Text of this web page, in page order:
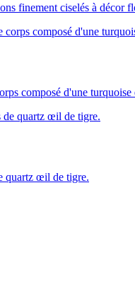
finement ciselés à décor
composé d'une turquoise
quartz œil de tigre.